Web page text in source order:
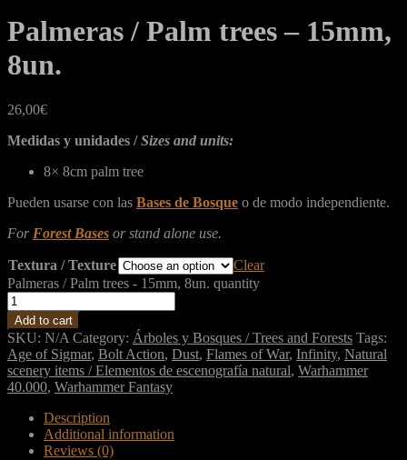
Palmeras / Palm trees – 15mm,
8un.
26,00€
Medidas y unidades /Sizes and units:
8× 8cm palm tree
Pueden usarse con las Bases de Bosque o de modo independiente.
For Forest Bases or stand alone use.
Textura / Texture
Clear
Palmeras / Palm trees - 15mm, 8un. quantity
Add to cart
SKU: N/A Category: Árboles y Bosques / Trees and Forests Tags:
Age of Sigmar, Bolt Action, Dust, Flames of War, Infinity, Natural
scenery items / Elementos de escenografía natural, Warhammer
40.000, Warhammer Fantasy
Description
Additional information
Reviews (0)